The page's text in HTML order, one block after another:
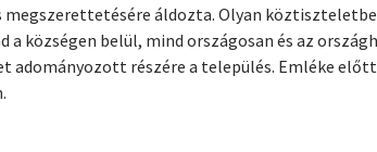
áldozta. Olyan
községen belül, mind országosan és az
adományozott részére a település. Emléke